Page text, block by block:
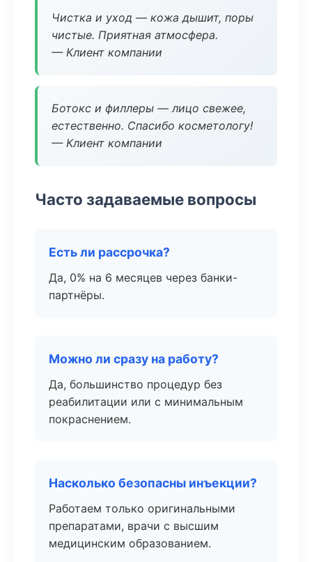
Чистка и уход — кожа дышит, поры
чистые. Приятная атмосфера.
— Клиент компании
Ботокс и филлеры — лицо свежее,
естественно. Спасибо косметологу!
— Клиент компании
Часто задаваемые вопросы
Есть ли рассрочка?
Да, 0% на 6 месяцев через банки-
партнёры.
Можно ли сразу на работу?
Да, большинство процедур без
реабилитации или с минимальным
покраснением.
Насколько безопасны инъекции?
Работаем только оригинальными
препаратами, врачи с высшим
медицинским образованием.